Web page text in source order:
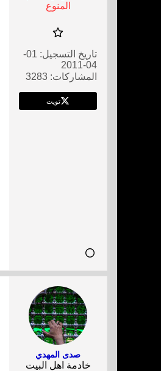
المنوع
تاريخ التسجيل:
01-
04-2011
المشاركات: 3283
تويت
صدى المهدي
خادمة اهل البيت